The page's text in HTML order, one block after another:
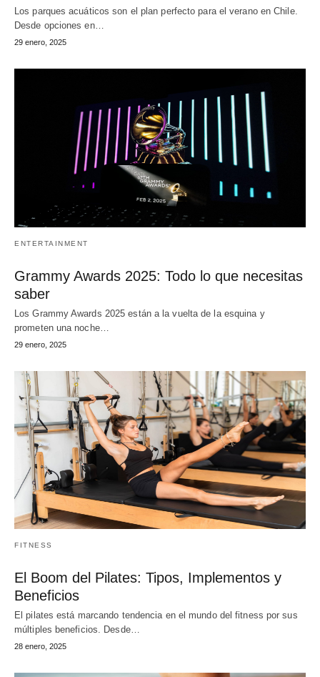
Los parques acuáticos son el plan perfecto para el verano en Chile.
Desde opciones en…
29 enero, 2025
ENTERTAINMENT
Grammy Awards 2025: Todo lo que necesitas
saber
Los Grammy Awards 2025 están a la vuelta de la esquina y
prometen una noche…
29 enero, 2025
FITNESS
El Boom del Pilates: Tipos, Implementos y
Beneficios
El pilates está marcando tendencia en el mundo del fitness por sus
múltiples beneficios. Desde…
28 enero, 2025